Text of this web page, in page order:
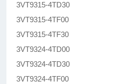
3VT9315-4TD30
3VT9315-4TF00
3VT9315-4TF30
3VT9324-4TD00
3VT9324-4TD30
3VT9324-4TF00